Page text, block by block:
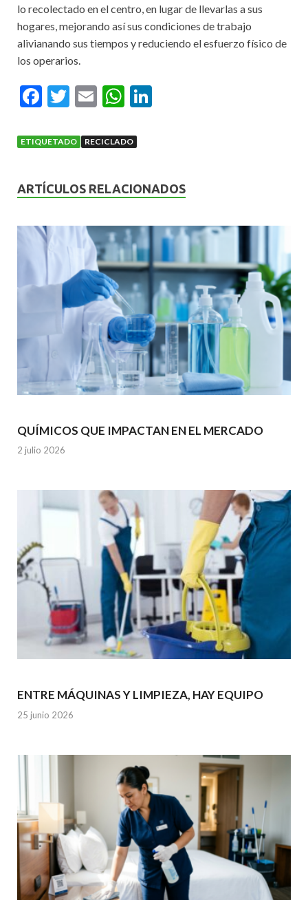
lo recolectado en el centro, en lugar de llevarlas a sus
hogares, mejorando así sus condiciones de trabajo
alivianando sus tiempos y reduciendo el esfuerzo físico de
los operarios.
F
e
o
o
k
T
itt
E
ai
W
at
A
p
p
n
ETIQUETADO RECICLADO
ARTÍCULOS RELACIONADOS
QUÍMICOS QUE IMPACTAN EN EL MERCADO
2 julio 2026
ENTRE MÁQUINAS Y LIMPIEZA, HAY EQUIPO
25 junio 2026